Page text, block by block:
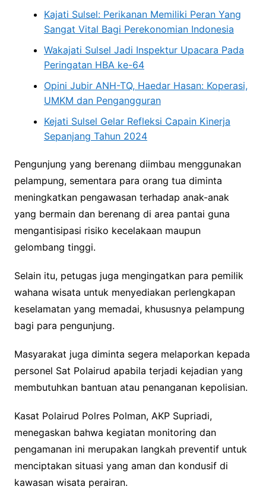
Kajati Sulsel: Perikanan Memiliki Peran Yang
Sangat Vital Bagi Perekonomian Indonesia
Wakajati Sulsel Jadi Inspektur Upacara Pada
Peringatan HBA ke-64
Opini Jubir ANH-TQ, Haedar Hasan: Koperasi,
UMKM dan Pengangguran
Kejati Sulsel Gelar Refleksi Capain Kinerja
Sepanjang Tahun 2024
Pengunjung yang berenang diimbau menggunakan
pelampung, sementara para orang tua diminta
meningkatkan pengawasan terhadap anak-anak
yang bermain dan berenang di area pantai guna
mengantisipasi risiko kecelakaan maupun
gelombang tinggi.
Selain itu, petugas juga mengingatkan para pemilik
wahana wisata untuk menyediakan perlengkapan
keselamatan yang memadai, khususnya pelampung
bagi para pengunjung.
Masyarakat juga diminta segera melaporkan kepada
personel Sat Polairud apabila terjadi kejadian yang
membutuhkan bantuan atau penanganan kepolisian.
Kasat Polairud Polres Polman, AKP Supriadi,
menegaskan bahwa kegiatan monitoring dan
pengamanan ini merupakan langkah preventif untuk
menciptakan situasi yang aman dan kondusif di
kawasan wisata perairan.